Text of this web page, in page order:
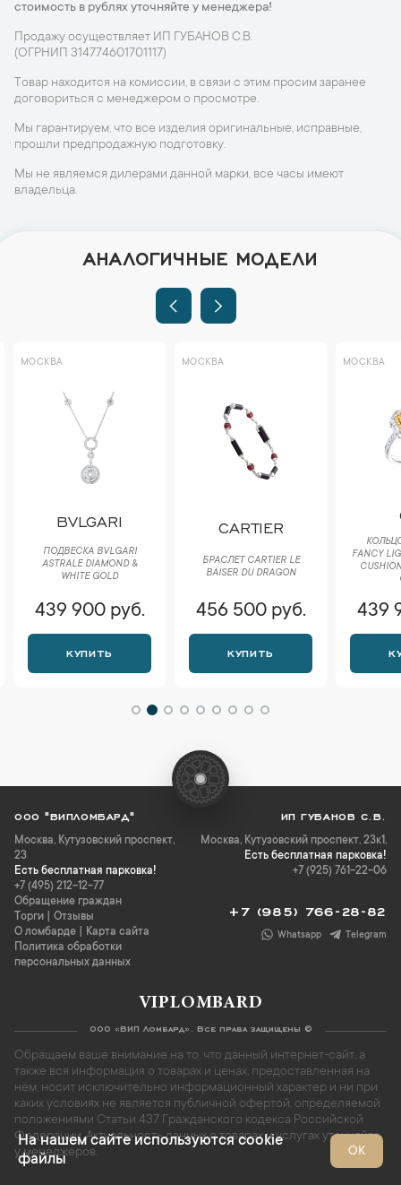
стоимость в рублях уточняйте у менеджера!
Продажу осуществляет ИП ГУБАНОВ С.В.
(ОГРНИП 314774601701117)
Товар находится на комиссии, в связи с этим просим заранее
договориться с менеджером о просмотре.
Мы гарантируем, что все изделия оригинальные, исправные,
прошли предпродажную подготовку.
Мы не являемся дилерами данной марки, все часы имеют
владельца.
АНАЛОГИЧНЫЕ МОДЕЛИ
МОСКВА
BVLGARI
ПОДВЕСКА BVLGARI
ASTRALE DIAMOND &
WHITE GOLD
439 900 руб.
КУПИТЬ
МОСКВА
CARTIER
БРАСЛЕТ CARTIER LE
BAISER DU DRAGON
456 500 руб.
КУПИТЬ
МОСКВА
FANCY
439
ООО "ВИПЛОМБАРД"
Москва, Кутузовский проспект,
23
Есть бесплатная парковка!
+7 (495) 212-12-77
Обращение граждан
Торги
Отзывы
О ломбарде
Карта сайта
Политика обработки
персональных данных
ИП ГУБАНОВ С.В.
Москва, Кутузовский проспект, 23к1,
Есть бесплатная парковка!
+7 (925) 761-22-06
+7 (985) 766-28-82
Whatsapp Telegram
VIPLOMBARD
ООО «ВИП Ломбард». Все права защищены ©
Обращаем ваше внимание на то, что данный интернет-сайт, а
также вся информация о товарах и ценах, предоставленная на
нём, носит исключительно информационный характер и ни при
каких условиях не является публичной офертой, определяемой
положениями Статьи 437 Гражданского кодекса Российской
Федерации. Актуальность данных о товарах и услугах уточняйте
у менеджеров.
На нашем сайте используются cookie
файлы
ОК